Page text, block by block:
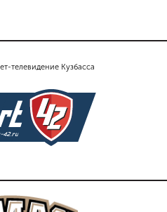
телевидение Кузбасса